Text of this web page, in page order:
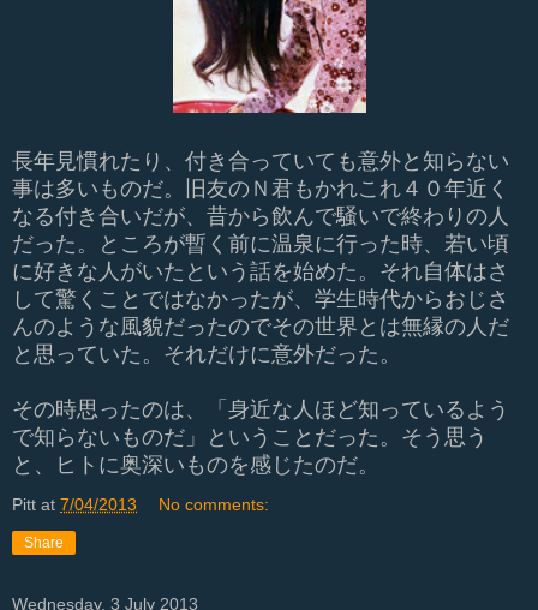
長年見慣れたり、付き合っていても意外と知らない
事は多いものだ。旧友のＮ君もかれこれ４０年近く
なる付き合いだが、昔から飲んで騒いで終わりの人
だった。ところが暫く前に温泉に行った時、若い頃
に好きな人がいたという話を始めた。それ自体はさ
して驚くことではなかったが、学生時代からおじさ
んのような風貌だったのでその世界とは無縁の人だ
と思っていた。それだけに意外だった。
その時思ったのは、「身近な人ほど知っているよう
で知らないものだ」ということだった。そう思う
と、ヒトに奥深いものを感じたのだ。
Pitt at 7/04/2013 No comments:
Share
Wednesday, 3 July 2013